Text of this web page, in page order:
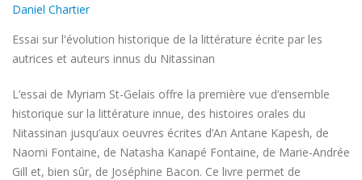
Daniel Chartier
Essai sur l'évolution historique de la littérature écrite par les
autrices et auteurs innus du Nitassinan
L’essai de Myriam St-Gelais offre la première vue d’ensemble
historique sur la littérature innue, des histoires orales du
Nitassinan jusqu’aux oeuvres écrites d’An Antane Kapesh, de
Naomi Fontaine, de Natasha Kanapé Fontaine, de Marie-Andrée
Gill et, bien sûr, de Joséphine Bacon. Ce livre permet de